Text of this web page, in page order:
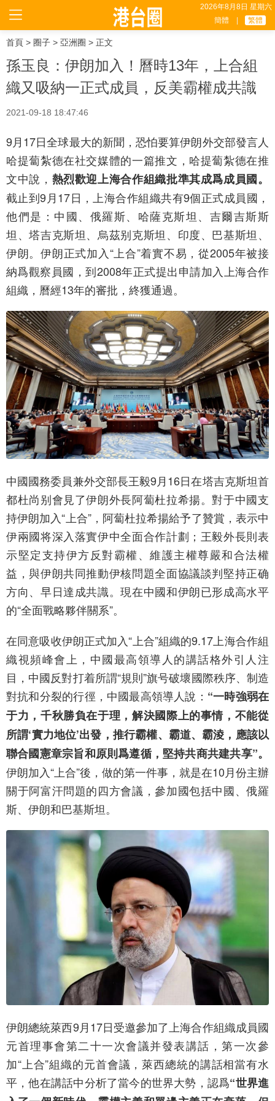
2026年8月8日 星期六
簡體
繁體
首頁 > 圈子 > 亞洲圈 > 正文
孫玉良：伊朗加入！曆時13年，上合組
織又吸納一正式成員，反美霸權成共識
2021-09-18 18:47:46
9月17日全球最大的新聞，恐怕要算伊朗外交部發言人
哈提蔔紮德在社交媒體的一篇推文，哈提蔔紮德在推
文中說， 熱烈歡迎上海合作組織批準其成爲成員國。
截止到9月17日，上海合作組織共有9個正式成員國，
他們是：中國、俄羅斯、哈薩克斯坦、吉爾吉斯斯
坦、塔吉克斯坦、烏茲别克斯坦、印度、巴基斯坦、
伊朗。伊朗正式加入“上合”着實不易，從2005年被接
納爲觀察員國，到2008年正式提出申請加入上海合作
組織，曆經13年的審批，終獲通過。
中國國務委員兼外交部長王毅9月16日在塔吉克斯坦首
都杜尚别會見了伊朗外長阿蔔杜拉希揚。對于中國支
持伊朗加入“上合”，阿蔔杜拉希揚給予了贊賞，表示中
伊兩國将深入落實伊中全面合作計劃；王毅外長則表
示堅定支持伊方反對霸權、維護主權尊嚴和合法權
益，與伊朗共同推動伊核問題全面協議談判堅持正确
方向、早日達成共識。現在中國和伊朗已形成高水平
的“全面戰略夥伴關系”。
在同意吸收伊朗正式加入“上合”組織的9.17上海合作組
織視頻峰會上，中國最高領導人的講話格外引人注
目，中國反對打着所謂“規則”旗号破壞國際秩序、制造
對抗和分裂的行徑，中國最高領導人說： “一時強弱在
于力，千秋勝負在于理，解決國際上的事情，不能從
所謂‘實力地位’出發，推行霸權、霸道、霸淩，應該以
聯合國憲章宗旨和原則爲遵循，堅持共商共建共享”。
伊朗加入“上合”後，做的第一件事，就是在10月份主辦
關于阿富汗問題的四方會議，參加國包括中國、俄羅
斯、伊朗和巴基斯坦。
伊朗總統萊西9月17日受邀參加了上海合作組織成員國
元首理事會第二十一次會議并發表講話，第一次參
加“上合”組織的元首會議，萊西總統的講話相當有水
平，他在講話中分析了當今的世界大勢，認爲“世界進